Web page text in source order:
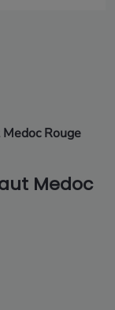
Rouge
Medoc